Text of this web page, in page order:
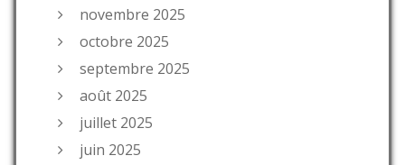
novembre 2025
octobre 2025
septembre 2025
août 2025
juillet 2025
juin 2025